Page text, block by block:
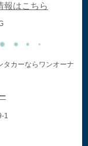
報はこちら
カーならワンオーナ
1